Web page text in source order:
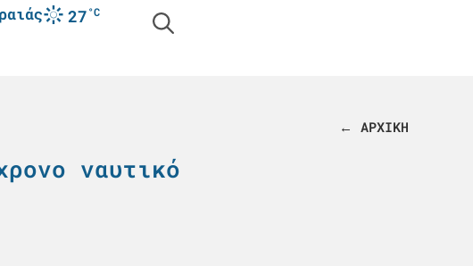
27°C
← ΑΡΧΙΚΗ
ναυτικό